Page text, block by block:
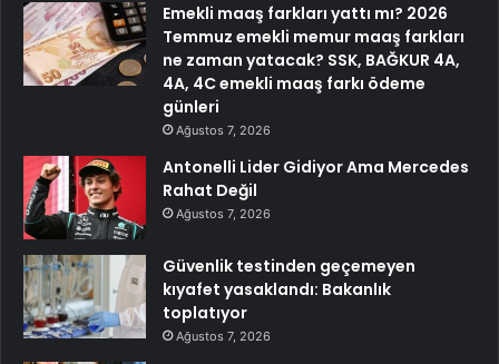
Emekli maaş farkları yattı mı? 2026
Temmuz emekli memur maaş farkları
ne zaman yatacak? SSK, BAĞKUR 4A,
4A, 4C emekli maaş farkı ödeme
günleri
Ağustos 7, 2026
Antonelli Lider Gidiyor Ama Mercedes
Rahat Değil
Ağustos 7, 2026
Güvenlik testinden geçemeyen
kıyafet yasaklandı: Bakanlık
toplatıyor
Ağustos 7, 2026